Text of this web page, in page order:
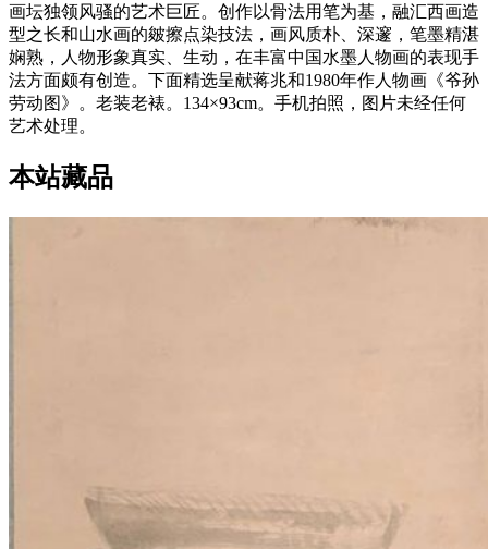
画坛独领风骚的艺术巨匠。创作以骨法用笔为基，融汇西画造
型之长和山水画的皴擦点染技法，画风质朴、深邃，笔墨精湛
娴熟，人物形象真实、生动，在丰富中国水墨人物画的表现手
法方面颇有创造。下面精选呈献蒋兆和1980年作人物画《爷孙
劳动图》。老装老裱。134×93cm。手机拍照，图片未经任何
艺术处理。
本站藏品